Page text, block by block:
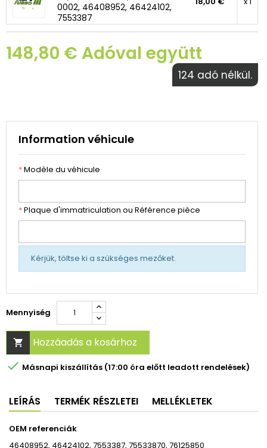
0002, 46408952, 46424102,
7553387
148,80 € Adóval együtt
124 adó nélkül.
Information véhicule
*Modèle du véhicule
*Plaque d'immatriculation ou Référence pièce
Kérjük, töltse ki a szükséges mezőket.
Mennyiség
 Hozzáadás a kosárhoz
 Másnapi kiszállítás (17:00 óra előtt leadott rendelések)
LEÍRÁS TERMÉK RÉSZLETEI MELLÉKLETEK
OEM referenciák
46408952, 46424102, 7553387, 75533870, 76125850